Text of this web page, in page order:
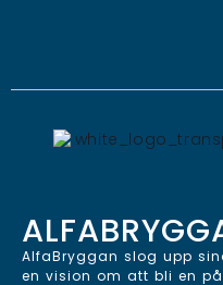
AlfaBryggan slog upp
en vision om att bli en